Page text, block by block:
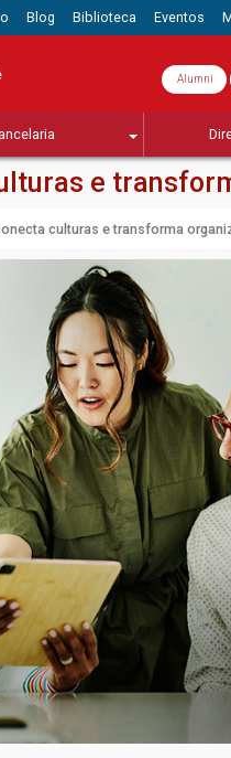
Blog Biblioteca Eventos
Alumni
e
culturas e transforma